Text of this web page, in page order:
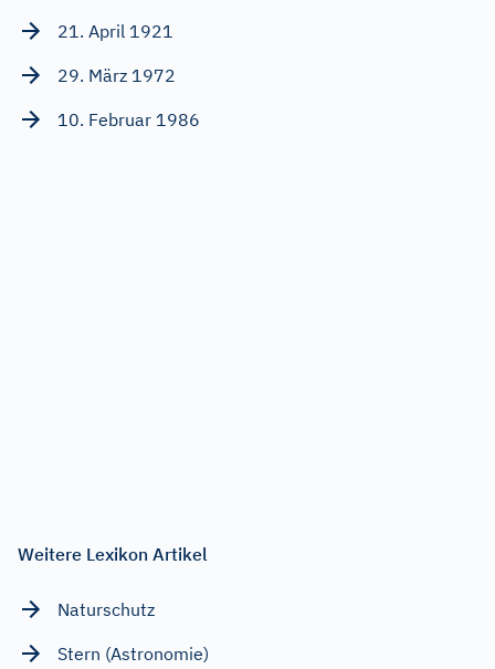
21. April 1921
29. März 1972
10. Februar 1986
Weitere Lexikon Artikel
Naturschutz
Stern (Astronomie)